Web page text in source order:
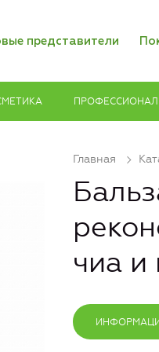
представители
Главная
чиа и